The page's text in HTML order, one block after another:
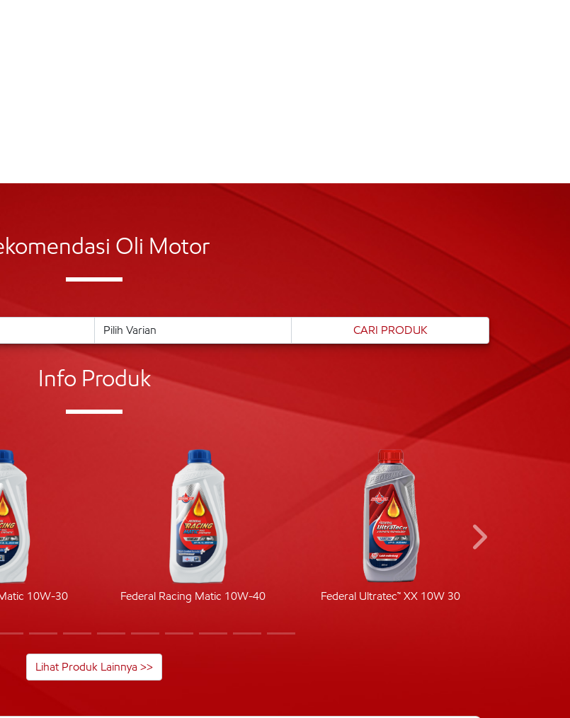
Oli Motor
Info Produk
10W-30 Federal Racing Matic 10W-40 Federal Ultratec™ XX 10W 30
Lihat Produk Lainnya >>